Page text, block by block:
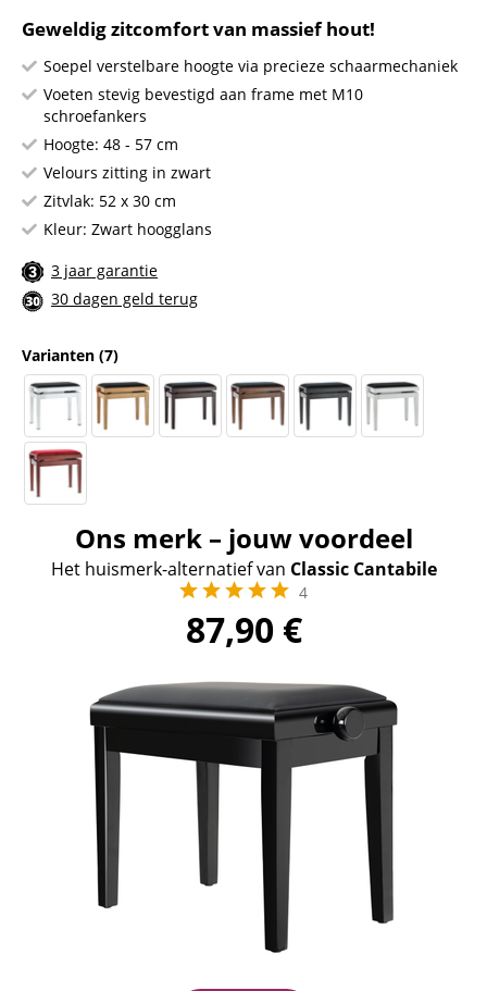
Geweldig zitcomfort van massief hout!
Soepel verstelbare hoogte via precieze schaarmechaniek
Voeten stevig bevestigd aan frame met M10
schroefankers
Hoogte: 48 - 57 cm
Velours zitting in zwart
Zitvlak: 52 x 30 cm
Kleur: Zwart hoogglans
3 jaar garantie
30 dagen geld terug
Varianten (7)
Ons merk – jouw voordeel
Het huismerk-alternatief van Classic Cantabile
4
87,90 €